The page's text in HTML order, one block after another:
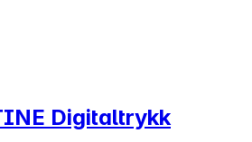
Digitaltrykk